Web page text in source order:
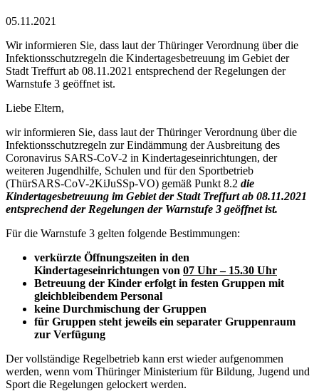
05.11.2021
Wir informieren Sie, dass laut der Thüringer Verordnung über die
Infektionsschutzregeln die Kindertagesbetreuung im Gebiet der
Stadt Treffurt ab 08.11.2021 entsprechend der Regelungen der
Warnstufe 3 geöffnet ist.
Liebe Eltern,
wir informieren Sie, dass laut der Thüringer Verordnung über die
Infektionsschutzregeln zur Eindämmung der Ausbreitung des
Coronavirus SARS-CoV-2 in Kindertageseinrichtungen, der
weiteren Jugendhilfe, Schulen und für den Sportbetrieb
(ThürSARS-CoV-2KiJuSSp-VO) gemäß Punkt 8.2 die
Kindertagesbetreuung im Gebiet der Stadt Treffurt ab 08.11.2021
entsprechend der Regelungen der Warnstufe 3 geöffnet ist.
Für die Warnstufe 3 gelten folgende Bestimmungen:
verkürzte Öffnungszeiten in den
Kindertageseinrichtungen von 07 Uhr – 15.30 Uhr
Betreuung der Kinder erfolgt in festen Gruppen mit
gleichbleibendem Personal
keine Durchmischung der Gruppen
für Gruppen steht jeweils ein separater Gruppenraum
zur Verfügung
Der vollständige Regelbetrieb kann erst wieder aufgenommen
werden, wenn vom Thüringer Ministerium für Bildung, Jugend und
Sport die Regelungen gelockert werden.